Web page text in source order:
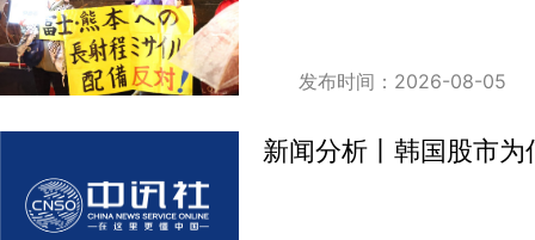
发布时间：2026-08-05
新闻分析丨韩国股市为